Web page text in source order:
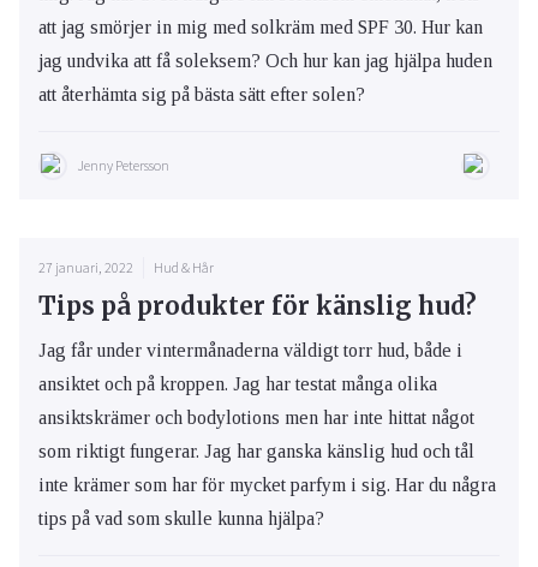
att jag smörjer in mig med solkräm med SPF 30. Hur kan
jag undvika att få soleksem? Och hur kan jag hjälpa huden
att återhämta sig på bästa sätt efter solen?
Jenny Petersson
27 januari, 2022 Hud & Hår
Tips på produkter för känslig hud?
Jag får under vintermånaderna väldigt torr hud, både i
ansiktet och på kroppen. Jag har testat många olika
ansiktskrämer och bodylotions men har inte hittat något
som riktigt fungerar. Jag har ganska känslig hud och tål
inte krämer som har för mycket parfym i sig. Har du några
tips på vad som skulle kunna hjälpa?